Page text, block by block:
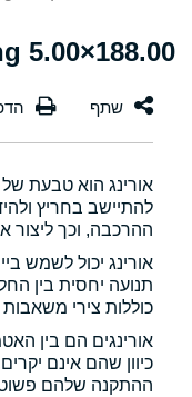
188.00×5.00 EPDM 70 Black O-Ring
אורינג הוא טבעת
להתיישב בחריץ
ההרכבה, וכך ליצור
אורינג יכול לשמש
תנועה יחסית בין
כוללות צירי משאבות
אורינגים הם בין
כיוון שהם אינם
ההתקנה שלהם